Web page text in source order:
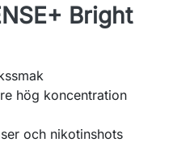
Bright
hög koncentration
och nikotinshots